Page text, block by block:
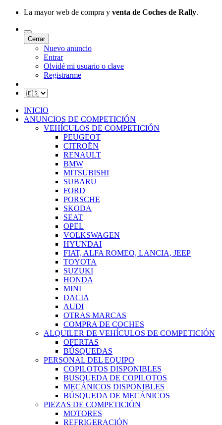
La mayor web de compra y venta de Coches de Rally.
Cerrar
Nuevo anuncio
Entrar
Olvidé mi usuario o clave
Registrarme
INICIO
ANUNCIOS DE COMPETICIÓN
VEHÍCULOS DE COMPETICIÓN
PEUGEOT
CITROËN
RENAULT
BMW
MITSUBISHI
SUBARU
FORD
PORSCHE
SKODA
SEAT
OPEL
VOLKSWAGEN
HYUNDAI
FIAT, ALFA ROMEO, LANCIA, JEEP
TOYOTA
SUZUKI
HONDA
MINI
DACIA
AUDI
OTRAS MARCAS
COMPRA DE COCHES
ALQUILER DE VEHÍCULOS DE COMPETICIÓN
OFERTAS
BÚSQUEDAS
PERSONAL DEL EQUIPO
COPILOTOS DISPONIBLES
BUSQUEDA DE COPILOTOS
MECÁNICOS DISPONIBLES
BÚSQUEDA DE MECÁNICOS
PIEZAS DE COMPETICIÓN
MOTORES
REFRIGERACIÓN